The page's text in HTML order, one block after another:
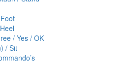
/ Yes / OK
/ Sit